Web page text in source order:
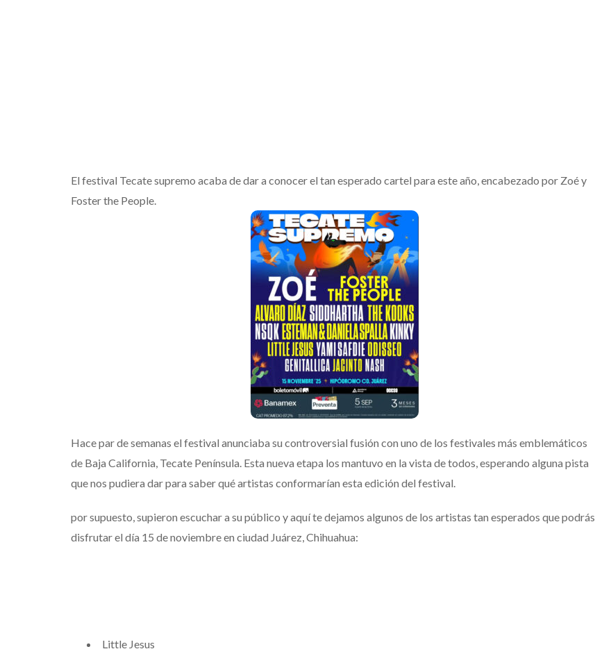
El festival Tecate supremo acaba de dar a conocer el tan esperado cartel para este año, encabezado por Zoé y
Foster the People.
Hace par de semanas el festival anunciaba su controversial fusión con uno de los festivales más emblemáticos
de Baja California, Tecate Península. Esta nueva etapa los mantuvo en la vista de todos, esperando alguna pista
que nos pudiera dar para saber qué artistas conformarían esta edición del festival.
por supuesto, supieron escuchar a su público y aquí te dejamos algunos de los artistas tan esperados que podrás
disfrutar el día 15 de noviembre en ciudad Juárez, Chihuahua:
Little Jesus